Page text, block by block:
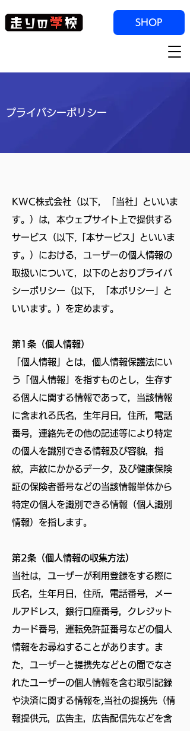
SHOP
プライバシーポリシー
KWC株式会社（以下，「当社」といいま
す。）は，本ウェブサイト上で提供する
サービス（以下,「本サービス」といいま
す。）における，ユーザーの個人情報の
取扱いについて，以下のとおりプライバ
シーポリシー（以下，「本ポリシー」と
いいます。）を定めます。
第1条（個人情報）
「個人情報」とは，個人情報保護法にい
う「個人情報」を指すものとし，生存す
る個人に関する情報であって，当該情報
に含まれる氏名，生年月日，住所，電話
番号，連絡先その他の記述等により特定
の個人を識別できる情報及び容貌，指
紋，声紋にかかるデータ，及び健康保険
証の保険者番号などの当該情報単体から
特定の個人を識別できる情報（個人識別
情報）を指します。
第2条（個人情報の収集方法）
当社は，ユーザーが利用登録をする際に
氏名，生年月日，住所，電話番号，メー
ルアドレス，銀行口座番号，クレジット
カード番号，運転免許証番号などの個人
情報をお尋ねすることがあります。ま
た，ユーザーと提携先などとの間でなさ
れたユーザーの個人情報を含む取引記録
や決済に関する情報を,当社の提携先（情
報提供元，広告主，広告配信先などを含